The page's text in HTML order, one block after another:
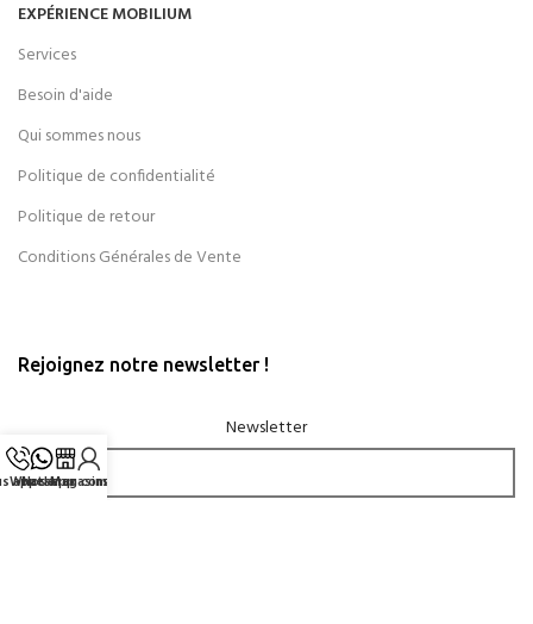
EXPÉRIENCE MOBILIUM
Services
Besoin d'aide
Qui sommes nous
Politique de confidentialité
Politique de retour
Conditions Générales de Vente
Rejoignez notre newsletter !
Newsletter
appeler
Whatsapp
Nos Magasins
Mon compte